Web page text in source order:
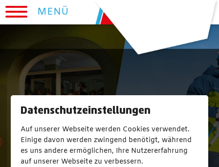
Datenschutzeinstellungen
Auf unserer Webseite werden Cookies verwendet.
Einige davon werden zwingend benötigt, während
es uns andere ermöglichen, Ihre Nutzererfahrung
auf unserer Webseite zu verbessern.
MENÜ